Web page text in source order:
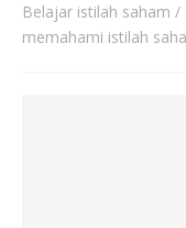
Belajar istilah saham
memahami istilah